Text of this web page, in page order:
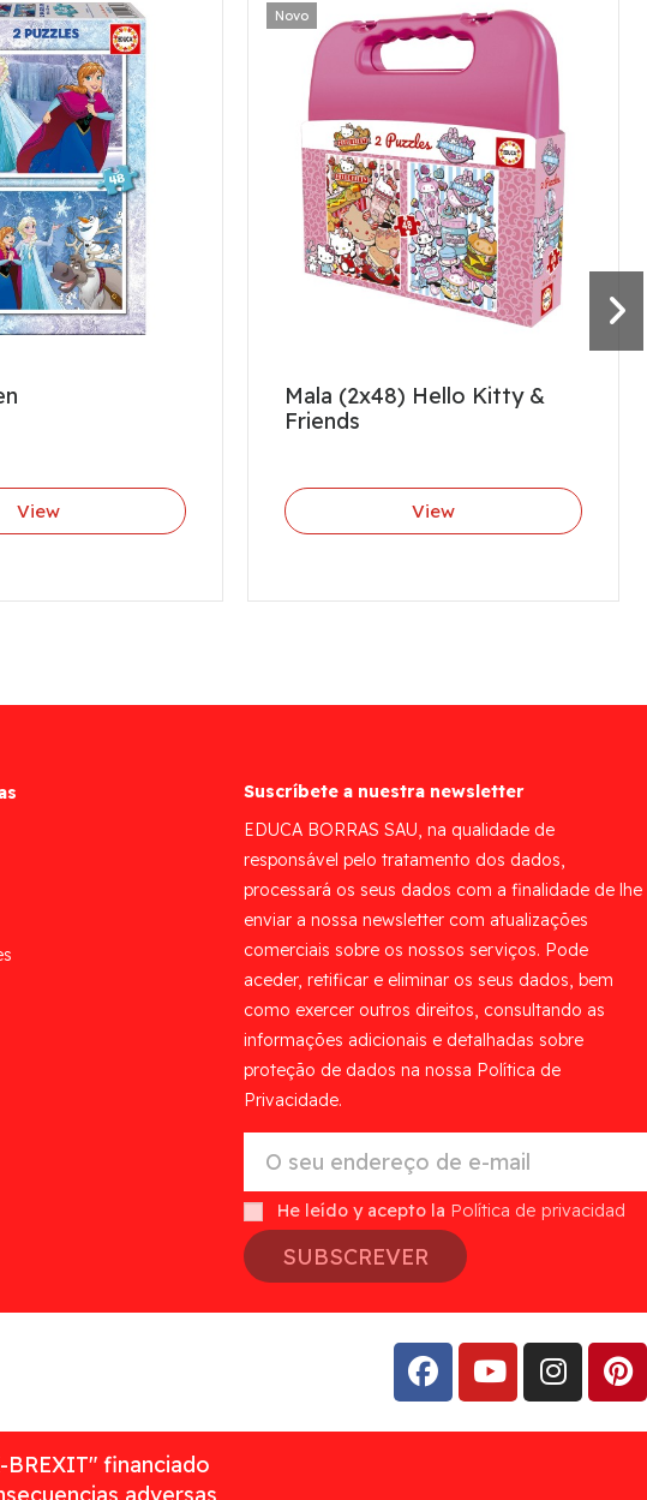
View
Novo
Mala (2x48) Hello Kitty &
Friends
View
Suscríbete a nuestra newsletter
EDUCA BORRAS SAU, na qualidade de
responsável pelo tratamento dos dados,
processará os seus dados com a finalidade de lhe
enviar a nossa newsletter com atualizações
comerciais sobre os nossos serviços. Pode
aceder, retificar e eliminar os seus dados, bem
como exercer outros direitos, consultando as
informações adicionais e detalhadas sobre
proteção de dados na nossa Política de
Privacidade.
He leído y acepto la Política de privacidad
SUBSCREVER
BREXIT" financiado